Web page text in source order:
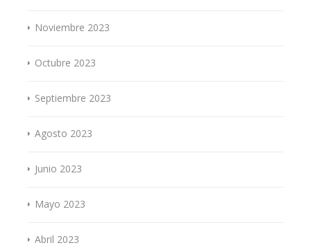
Noviembre 2023
Octubre 2023
Septiembre 2023
Agosto 2023
Junio 2023
Mayo 2023
Abril 2023